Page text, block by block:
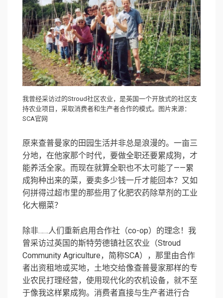
我曾经采访过的Stroud社区农业，是英国一个开放式的社区支
持农业项目，采取消费者和生产者合作的模式。图片来源：
SCA官网
原来查普曼家的田园生活并非总是浪漫的。一亩三
分地，在他家那个时代，要做全职还要累成狗，才
能养活全家。而现在就算全职也不太可能了——累
成狗种出来的菜，要卖多少钱一斤才能回本？又如
何拼得过超市里的那些用了化肥农药除草剂的工业
化大棚菜？
除非……人们重新启用合作社（co-op）的理念！我
曾采访过英国的斯特劳德镇社区农业（Stroud
Community Agriculture，简称SCA），那里由合作
者出资租地或买地，土地交给像查普曼家那样的专
业农民打理经营，使用现代化的农机设备，就不至
于像我这样累成狗。消费者直接与生产者进行合